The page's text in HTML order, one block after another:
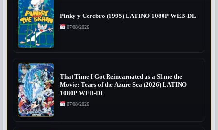
Pinky y Cerebro (1995) LATINO 1080P WEB-DL
07/08/2026
That Time I Got Reincarnated as a Slime the
Movie: Tears of the Azure Sea (2026) LATINO
1080P WEB-DL
07/08/2026